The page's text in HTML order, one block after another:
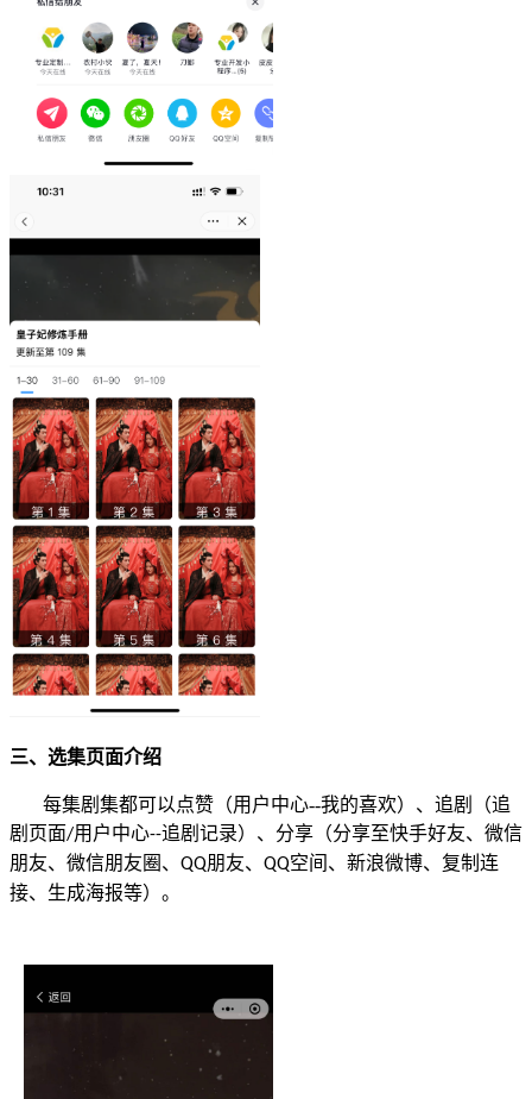
三、选集页面介绍
每集剧集都可以点赞（用户中心--我的喜欢）、追剧（追
剧页面/用户中心--追剧记录）、分享（分享至快手好友、微信
朋友、微信朋友圈、 QQ朋友、 QQ空间、新浪微博、复制连
接、生成海报等）。